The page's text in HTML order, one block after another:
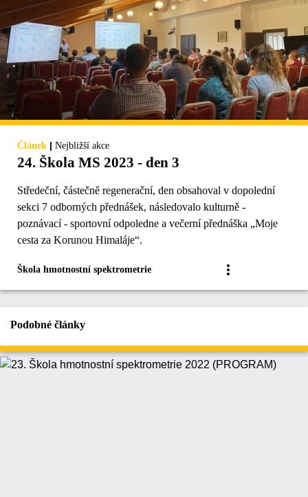
Článek | Nejbližší akce
24. Škola MS 2023 - den 3
Středeční, částečně regenerační, den obsahoval v dopolední
sekci 7 odborných přednášek, následovalo kulturně -
poznávací - sportovní odpoledne a večerní přednáška „Moje
cesta za Korunou Himaláje“.
Škola hmotnostní spektrometrie
Podobné články